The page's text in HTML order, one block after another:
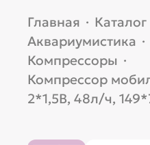
Главная · Каталог
Аквариумистика ·
Компрессоры ·
Компрессор
2*1,5В, 48л/ч,